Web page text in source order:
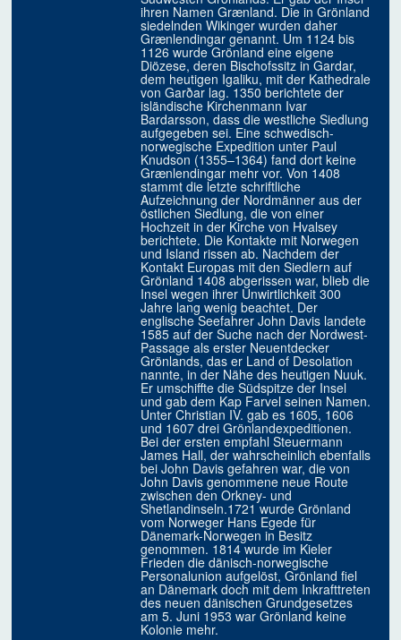
ihren Namen Grænland. Die in Grönland
siedelnden Wikinger wurden daher
Grænlendingar genannt. Um 1124 bis
1126 wurde Grönland eine eigene
Diözese, deren Bischofssitz in Gardar,
dem heutigen Igaliku, mit der Kathedrale
von Garðar lag. 1350 berichtete der
isländische Kirchenmann Ivar
Bardarsson, dass die westliche Siedlung
aufgegeben sei. Eine schwedisch-
norwegische Expedition unter Paul
Knudson (1355–1364) fand dort keine
Grænlendingar mehr vor. Von 1408
stammt die letzte schriftliche
Aufzeichnung der Nordmänner aus der
östlichen Siedlung, die von einer
Hochzeit in der Kirche von Hvalsey
berichtete. Die Kontakte mit Norwegen
und Island rissen ab. Nachdem der
Kontakt Europas mit den Siedlern auf
Grönland 1408 abgerissen war, blieb die
Insel wegen ihrer Unwirtlichkeit 300
Jahre lang wenig beachtet. Der
englische Seefahrer John Davis landete
1585 auf der Suche nach der Nordwest-
Passage als erster Neuentdecker
Grönlands, das er Land of Desolation
nannte, in der Nähe des heutigen Nuuk.
Er umschiffte die Südspitze der Insel
und gab dem Kap Farvel seinen Namen.
Unter Christian IV. gab es 1605, 1606
und 1607 drei Grönlandexpeditionen.
Bei der ersten empfahl Steuermann
James Hall, der wahrscheinlich ebenfalls
bei John Davis gefahren war, die von
John Davis genommene neue Route
zwischen den Orkney- und
Shetlandinseln.1721 wurde Grönland
vom Norweger Hans Egede für
Dänemark-Norwegen in Besitz
genommen. 1814 wurde im Kieler
Frieden die dänisch-norwegische
Personalunion aufgelöst, Grönland fiel
an Dänemark doch mit dem Inkrafttreten
des neuen dänischen Grundgesetzes
am 5. Juni 1953 war Grönland keine
Kolonie mehr.